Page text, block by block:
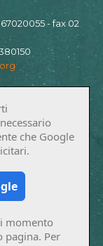
- fax 02
che Google
momento
pagina. Per